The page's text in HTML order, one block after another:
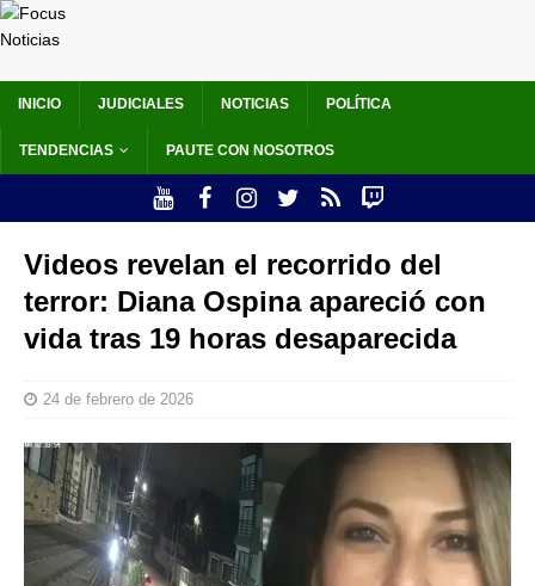
INICIO JUDICIALES NOTICIAS POLÍTICA
TENDENCIAS PAUTE CON NOSOTROS
Videos revelan el recorrido del
terror: Diana Ospina apareció con
vida tras 19 horas desaparecida
24 de febrero de 2026